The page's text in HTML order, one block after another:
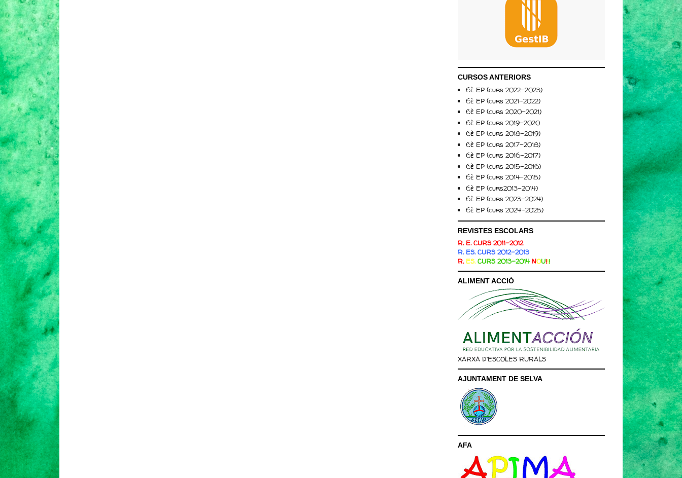
CURSOS ANTERIORS
6è EP (curs 2022-2023)
6è EP (curs 2021-2022)
6è EP (curs 2020-2021)
6è EP (curs 2019-2020
6è EP (curs 2018-2019)
6è EP (curs 2017-2018)
6è EP (curs 2016-2017)
6è EP (curs 2015-2016)
6è EP (curs 2014-2015)
6è EP (curs2013-2014)
6è EP (curs 2023-2024)
6è EP (curs 2024-2025)
REVISTES ESCOLARS
R. E. CURS 2011-2012
R. ES. CURS 2012-2013
R. ES.CURS 2013-2014 NOU!!!
ALIMENT ACCIÓ
XARXA D'ESCOLES RURALS
AJUNTAMENT DE SELVA
AFA